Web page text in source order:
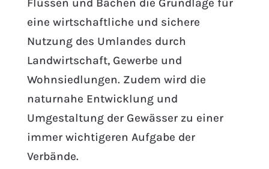
Flüssen und Bächen die Grundlage für
eine wirtschaftliche und sichere
Nutzung des Umlandes durch
Landwirtschaft, Gewerbe und
Wohnsiedlungen. Zudem wird die
naturnahe Entwicklung und
Umgestaltung der Gewässer zu einer
immer wichtigeren Aufgabe der
Verbände.